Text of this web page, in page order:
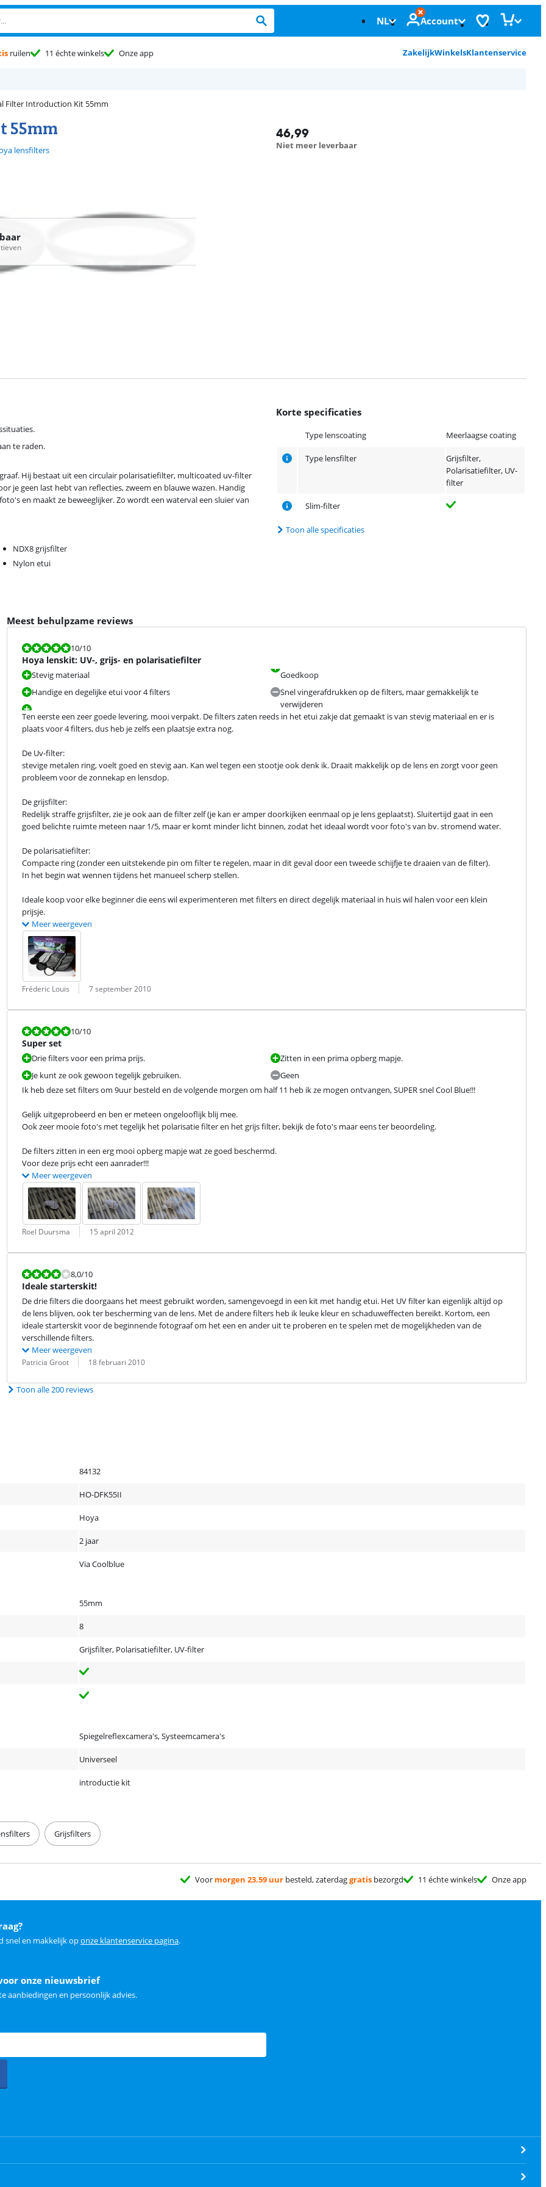
NL Account
ruilen 11 échte winkels Onze app ZakelijkWinkelsKlantenservice
Filter Introduction Kit 55mm
55mm
lensfilters
46,99
Niet meer leverbaar
Korte specificaties
Type lenscoating Meerlaagse coating
Type lensfilter
Grijsfilter,
Polarisatiefilter, UV-
filter
Slim-filter
Toon alle specificaties
te raden.
Hij bestaat uit een circulair polarisatiefilter, multicoated uv-filter
je geen last hebt van reflecties, zweem en blauwe wazen. Handig
en maakt ze beweeglijker. Zo wordt een waterval een sluier van
NDX8 grijsfilter
Nylon etui
Meest behulpzame reviews
Beoordeling is 10 van de 10.
10/10
Hoya lenskit: UV-, grijs- en polarisatiefilter
Stevig materiaal
Handige en degelijke etui voor 4 filters
Goedkoop
Snel vingerafdrukken op de filters, maar gemakkelijk te
verwijderen
Ten eerste een zeer goede levering, mooi verpakt. De filters zaten reeds in het etui zakje dat gemaakt is van stevig materiaal en er is
plaats voor 4 filters, dus heb je zelfs een plaatsje extra nog.
De Uv-filter:
stevige metalen ring, voelt goed en stevig aan. Kan wel tegen een stootje ook denk ik. Draait makkelijk op de lens en zorgt voor geen
probleem voor de zonnekap en lensdop.
De grijsfilter:
Redelijk straffe grijsfilter, zie je ook aan de filter zelf (je kan er amper doorkijken eenmaal op je lens geplaatst). Sluitertijd gaat in een
goed belichte ruimte meteen naar 1/5, maar er komt minder licht binnen, zodat het ideaal wordt voor foto's van bv. stromend water.
De polarisatiefilter:
Compacte ring (zonder een uitstekende pin om filter te regelen, maar in dit geval door een tweede schijfje te draaien van de filter).
In het begin wat wennen tijdens het manueel scherp stellen.
Ideale koop voor elke beginner die eens wil experimenteren met filters en direct degelijk materiaal in huis wil halen voor een klein
prijsje.
Meer weergeven
Beoordeling door:
Fréderic Louis
Datum: 7 september 2010
Beoordeling is 10 van de 10.
10/10
Super set
Drie filters voor een prima prijs.
Je kunt ze ook gewoon tegelijk gebruiken.
Zitten in een prima opberg mapje.
Geen
Ik heb deze set filters om 9uur besteld en de volgende morgen om half 11 heb ik ze mogen ontvangen, SUPER snel Cool Blue!!!
Gelijk uitgeprobeerd en ben er meteen ongelooflijk blij mee.
Ook zeer mooie foto's met tegelijk het polarisatie filter en het grijs filter, bekijk de foto's maar eens ter beoordeling.
De filters zitten in een erg mooi opberg mapje wat ze goed beschermd.
Voor deze prijs echt een aanrader!!!
Meer weergeven
Beoordeling door:
Roel Duursma
Datum: 15 april 2012
Beoordeling is 8,0 van de 10.
8,0/10
Ideale starterskit!
De drie filters die doorgaans het meest gebruikt worden, samengevoegd in een kit met handig etui. Het UV filter kan eigenlijk altijd op
de lens blijven, ook ter bescherming van de lens. Met de andere filters heb ik leuke kleur en schaduweffecten bereikt. Kortom, een
ideale starterskit voor de beginnende fotograaf om het een en ander uit te proberen en te spelen met de mogelijkheden van de
verschillende filters.
Meer weergeven
Beoordeling door:
Patricia Groot
Datum: 18 februari 2010
Toon alle 200 reviews
84132
HO-DFK55II
Hoya
2 jaar
Via Coolblue
55mm
8
Grijsfilter, Polarisatiefilter, UV-filter
Spiegelreflexcamera's, Systeemcamera's
Universeel
introductie kit
Grijsfilters
Voor morgen 23.59 uur besteld, zaterdaggratis bezorgd 11 échte winkels Onze app
snel en makkelijk oponze klantenservice pagina.
onze nieuwsbrief
aanbiedingen en persoonlijk advies.